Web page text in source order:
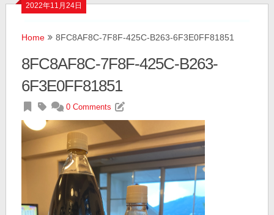
2022年11月24日
Home 8FC8AF8C-7F8F-425C-B263-6F3E0FF81851
8FC8AF8C-7F8F-425C-B263-
6F3E0FF81851
0 Comments